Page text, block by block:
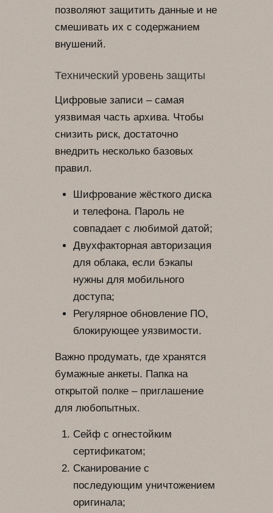
позволяют защитить данные и не
смешивать их с содержанием
внушений.
Технический уровень защиты
Цифровые записи – самая
уязвимая часть архива. Чтобы
снизить риск, достаточно
внедрить несколько базовых
правил.
Шифрование жёсткого диска
и телефона. Пароль не
совпадает с любимой датой;
Двухфакторная авторизация
для облака, если бэкапы
нужны для мобильного
доступа;
Регулярное обновление ПО,
блокирующее уязвимости.
Важно продумать, где хранятся
бумажные анкеты. Папка на
открытой полке – приглашение
для любопытных.
Сейф с огнестойким
сертификатом;
Сканирование с
последующим уничтожением
оригинала;